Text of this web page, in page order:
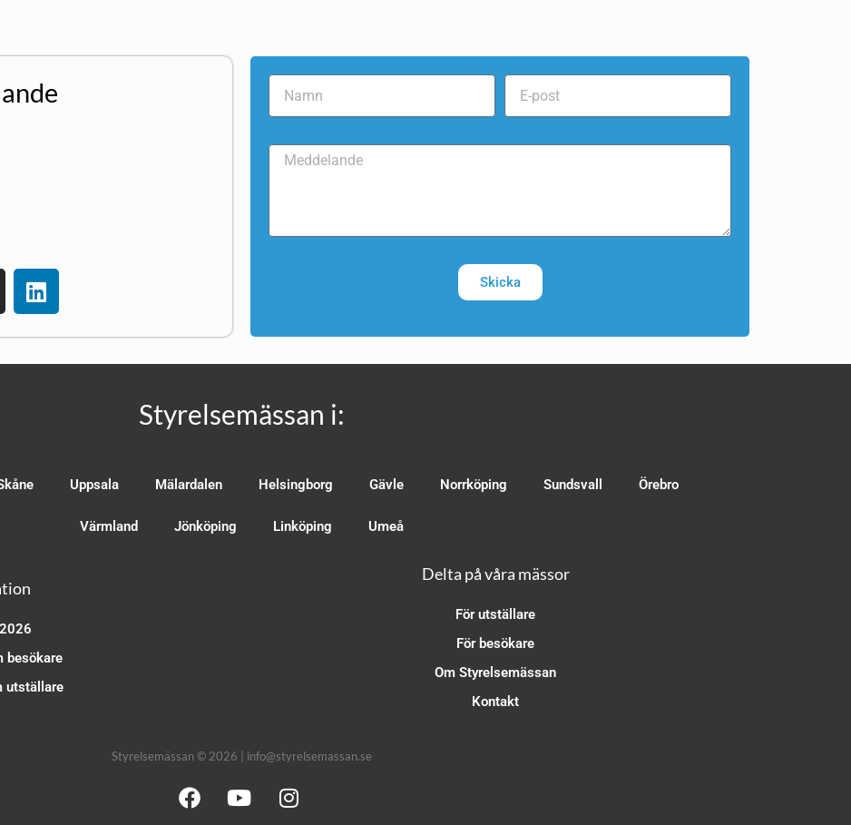
Skicka
Styrelsemässan i:
Uppsala Mälardalen Helsingborg Gävle Norrköping Sundsvall Örebro
Värmland Jönköping Linköping Umeå
besökare
utställare
Delta på våra mässor
För utställare
För besökare
Om Styrelsemässan
Kontakt
Styrelsemässan © 2026 | info@styrelsemassan.se